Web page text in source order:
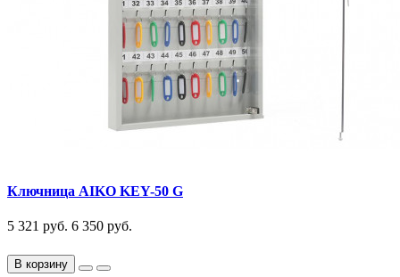
Ключница AIKO KEY-50 G
5 321 руб. 6 350 руб.
В корзину